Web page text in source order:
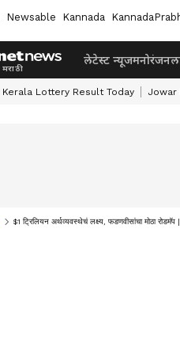
Newsable Kannada
लेटेस्ट न्यूजमनोरंजन
Kerala Lottery Result Today Jowar
$1 ट्रिलियन अर्थव्यवस्थेचं लक्ष्य, फडणवीसांचा मोठा